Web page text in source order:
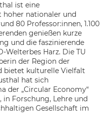
ist eine
nationaler und
80 Professor:innen, 1.100
genießen kurze
und die faszinierende
Welterbes Harz. Die TU
der Region der
kulturelle Vielfalt
hat sich
der „Circular Economy“
Forschung, Lehre und
Gesellschaft im